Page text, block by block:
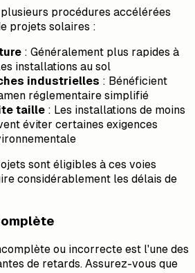
procédures accélérées
projets solaires :
: Généralement plus rapides à
installations au sol
industrielles : Bénéficient
réglementaire simplifié
taille : Les installations de moins
éviter certaines exigences
sont éligibles à ces voies
considérablement les délais de
ou incorrecte est l'une des
de retards. Assurez-vous que